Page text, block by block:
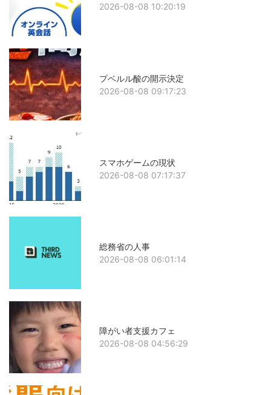
2026-08-08 10:20:19
プベルル酸の開示決定
2026-08-08 09:17:23
スマホゲームの現状
2026-08-08 07:17:37
総務省の人事
2026-08-08 06:01:14
障がい者支援カフェ
2026-08-08 04:56:29